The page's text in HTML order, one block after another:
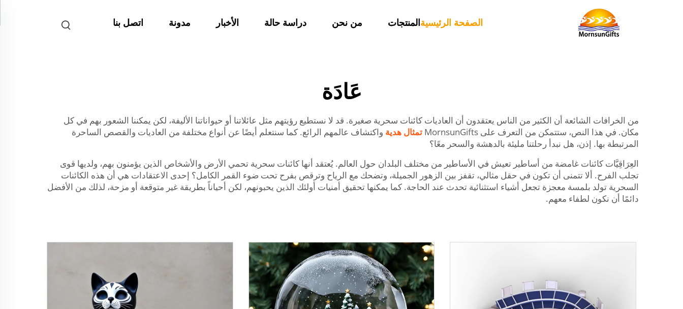
الصفحة الرئيسيةالمنتجات من نحن دراسة حالة الأخبار مدونة اتصل بنا
عَادَة
من الخرافات الشائعة أن الكثير من الناس يعتقدون أن العاديات كائنات سحرية صغيرة. قد لا نستطيع رؤيتهم مثل عائلاتنا أو حيواناتنا الأليفة، لكن يمكننا الشعور بهم في كل
مكان. في هذا النص، ستتمكن من التعرف على MornsunGifts
تمثال هدية واكتشاف عالمهم الرائع. كما سنتعلم أيضًا عن أنواع مختلفة من العاديات والقصص الساحرة
المرتبطة بها. إذن، هل نبدأ رحلتنا مليئة بالدهشة والسحر معًا؟
العِرَاقِيَّات كائنات غامضة من أساطير تعيش في الأساطير من مختلف البلدان حول العالم. يُعتقد أنها كائنات سحرية تحمي الأرض والأشخاص الذين يؤمنون بهم، ولديها قوى
تجلب الفرح. ألا تتمنى أن تكون في حقل مثالي، تقفز بين الزهور الجميلة، وتضحك مع الرياح وترقص بفرح تحت ضوء القمر الكامل؟ إحدى الاعتقادات هي أن هذه الكائنات
السحرية تولد بلمسة معجزة تجعل أشياء استثنائية تحدث عند الحاجة. كما يمكنها تحقيق أمنيات أولئك الذين يحبونهم، لكن أحياناً بطريقة غير متوقعة أو مزحة، لذلك من الأفضل
دائمًا أن نكون لطفاء معهم.